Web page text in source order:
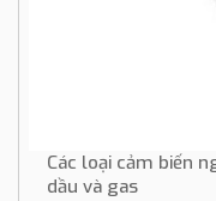
Các loại cảm biến
dầu và gas